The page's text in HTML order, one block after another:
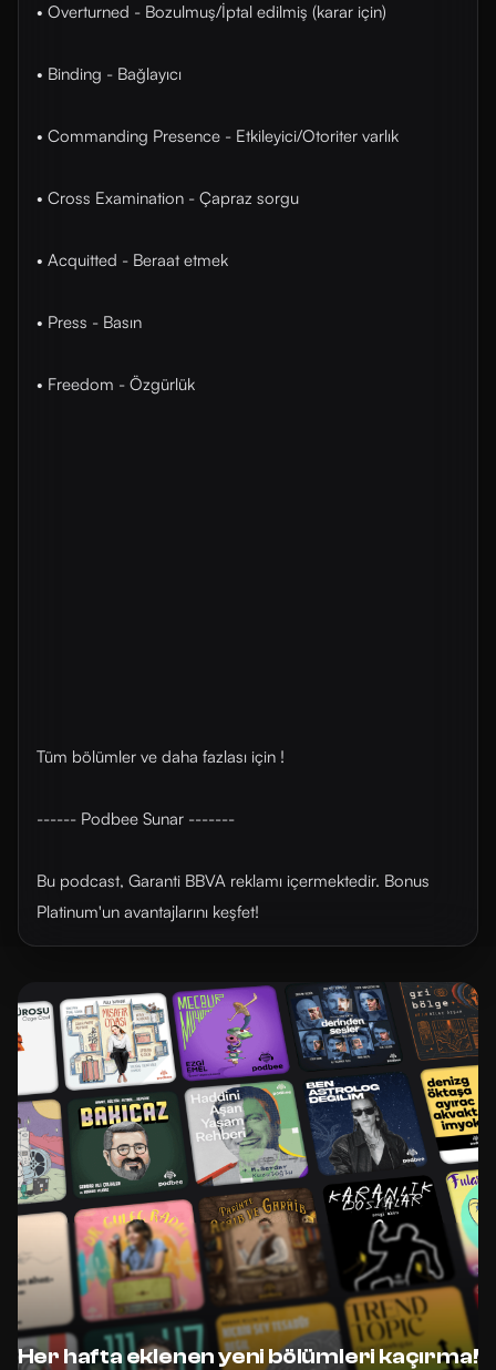
• Overturned - Bozulmuş/İptal edilmiş (karar için)
• Binding - Bağlayıcı
• Commanding Presence - Etkileyici/Otoriter varlık
• Cross Examination - Çapraz sorgu
• Acquitted - Beraat etmek
• Press - Basın
• Freedom - Özgürlük
Tüm bölümler ve daha fazlası için !
------ Podbee Sunar -------
Bu podcast, Garanti BBVA reklamı içermektedir. Bonus
Platinum'un avantajlarını ⁠⁠keşfet⁠⁠!
Her hafta eklenen yeni bölümleri kaçırma!